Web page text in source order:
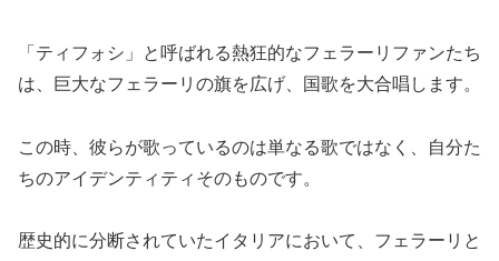
「ティフォシ」と呼ばれる熱狂的なフェラーリファンたち
は、巨大なフェラーリの旗を広げ、国歌を大合唱します。
この時、彼らが歌っているのは単なる歌ではなく、自分た
ちのアイデンティティそのものです。
歴史的に分断されていたイタリアにおいて、フェラーリと